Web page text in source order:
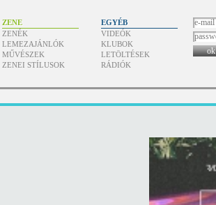
ZENE
ZENÉK
LEMEZAJÁNLÓK
MŰVÉSZEK
ZENEI STÍLUSOK
EGYÉB
VIDEÓK
KLUBOK
LETÖLTÉSEK
RÁDIÓK
ok